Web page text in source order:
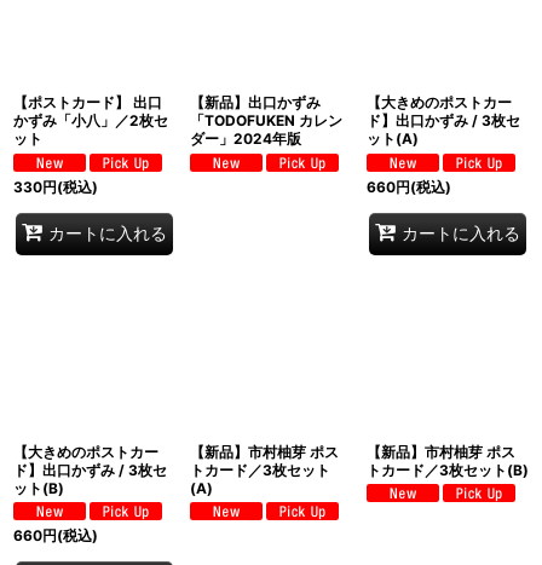
【ポストカード】 出口
かずみ「小八」／2枚セ
ット
330円(税込)
カートに入れる
【新品】出口かずみ
「TODOFUKEN カレン
ダー」2024年版
【大きめのポストカー
ド】出口かずみ / 3枚セ
ット(A)
660円(税込)
カートに入れる
【大きめのポストカー
ド】出口かずみ / 3枚セ
ット(B)
660円(税込)
【新品】市村柚芽 ポス
トカード／3枚セット
(A)
【新品】市村柚芽 ポス
トカード／3枚セット(B)